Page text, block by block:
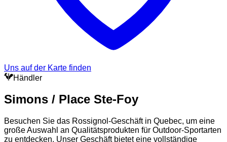
Uns auf der Karte finden
Händler
Simons / Place Ste-Foy
Besuchen Sie das Rossignol-Geschäft in Quebec, um eine
große Auswahl an Qualitätsprodukten für Outdoor-Sportarten
zu entdecken. Unser Geschäft bietet eine vollständige